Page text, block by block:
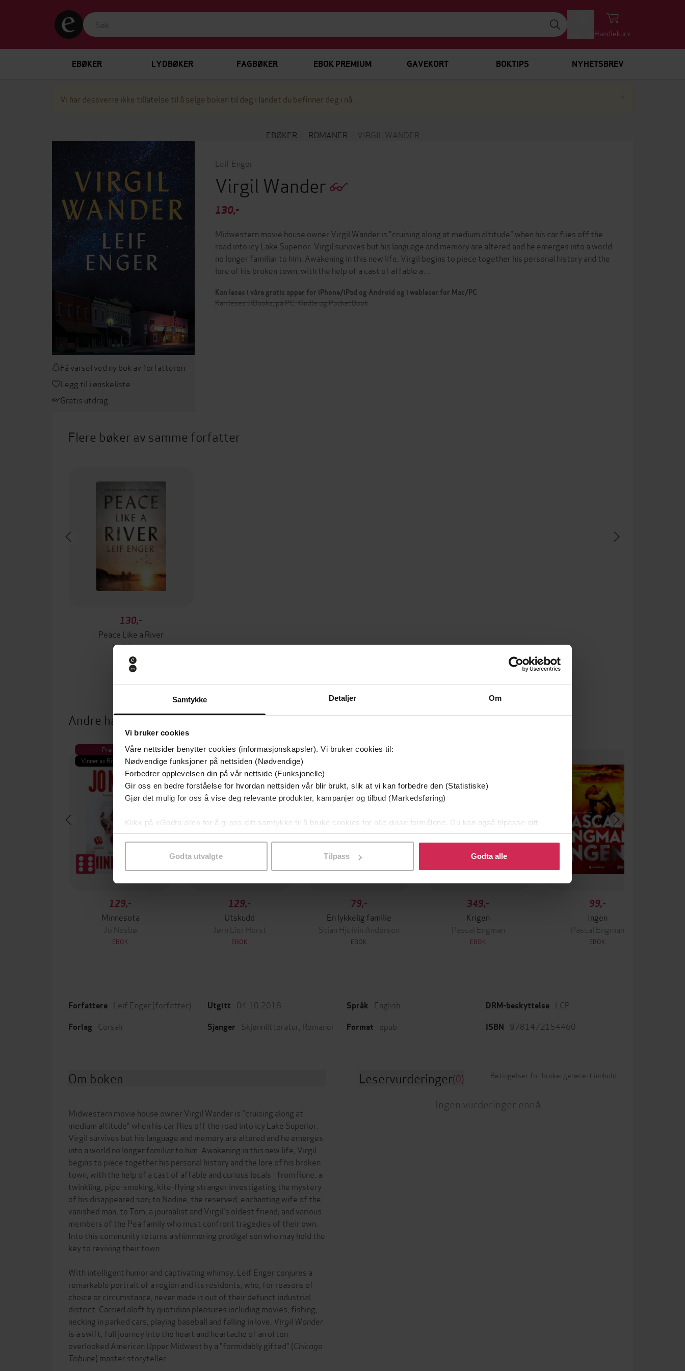
Samtykke Detaljer Om
Vi bruker cookies
Våre nettsider benytter cookies (informasjonskapsler). Vi bruker cookies til:
Nødvendige funksjoner på nettsiden (Nødvendige)
Forbedrer opplevelsen din på vår nettside (Funksjonelle)
Gir oss en bedre forståelse for hvordan nettsiden vår blir brukt, slik at vi kan forbedre den (Statistiske)
Gjør det mulig for oss å vise deg relevante produkter, kampanjer og tilbud (Markedsføring)
Klikk på «Godta alle» for å gi oss ditt samtykke til å bruke cookies for alle disse formålene. Du kan også tilpasse ditt
samtykke til spesifikke formål ved å klikke på «Tilpass». Du kan når som helst trekke tilbake eller endre ditt samtykke.
Godta utvalgte Tilpass Godta alle
Handlekurv
EBØKER LYDBØKER FAGBØKER EBOK PREMIUM GAVEKORT BOKTIPS NYHETSBREV
Vi har dessverre ikke tillatelse til å selge boken til deg i landet du befinner deg i nå.
EBØKER ROMANER VIRGIL WANDER
Få varsel ved ny bok av forfatteren
Legg til i ønskeliste
Gratis utdrag
Leif Enger
Virgil Wander
130,-
Midwestern movie house owner Virgil Wander is "cruising along at medium altitude" when his car flies off the
road into icy Lake Superior. Virgil survives but his language and memory are altered and he emerges into a world
no longer familiar to him. Awakening in this new life, Virgil begins to piece together his personal history and the
lore of his broken town, with the help of a cast of affable a…
Kan leses i våre gratis apper for iPhone/iPad og Android og i webleser for Mac/PC
Kan leses i iBooks, på PC, Kindle og PocketBook
Flere bøker av samme forfatter
130,-
Peace Like a River
Leif Enger
EBOK
Andre har også kjøpt
Premium
Vinner av Rivertonprisen
129,-
Minnesota
Jo Nesbø
EBOK
Premium
Første gang på tilbud
129,-
Utskudd
Jørn Lier Horst
EBOK
Premium
79,-
En lykkelig familie
Stian Hjelvin Andersen
EBOK
349,-
Krigen
Pascal Engman
EBOK
99,-
Ingen
Pascal Engman
EBOK
Forfattere Leif Enger (forfatter)
Forlag Corsair
Utgitt 04.10.2018
Sjanger Skjønnlitteratur Romaner
Språk English
Format epub
DRM-beskyttelse LCP
ISBN 9781472154460
Om boken
Midwestern movie house owner Virgil Wander is "cruising along at
medium altitude" when his car flies off the road into icy Lake Superior.
Virgil survives but his language and memory are altered and he emerges
into a world no longer familiar to him. Awakening in this new life, Virgil
begins to piece together his personal history and the lore of his broken
town, with the help of a cast of affable and curious locals - from Rune, a
twinkling, pipe-smoking, kite-flying stranger investigating the mystery
of his disappeared son; to Nadine, the reserved, enchanting wife of the
vanished man, to Tom, a journalist and Virgil's oldest friend; and various
members of the Pea family who must confront tragedies of their own.
Into this community returns a shimmering prodigal son who may hold the
key to reviving their town.
With intelligent humor and captivating whimsy, Leif Enger conjures a
remarkable portrait of a region and its residents, who, for reasons of
choice or circumstance, never made it out of their defunct industrial
district. Carried aloft by quotidian pleasures including movies, fishing,
necking in parked cars, playing baseball and falling in love, Virgil Wander
is a swift, full journey into the heart and heartache of an often
overlooked American Upper Midwest by a "formidably gifted" (Chicago
Tribune) master storyteller.
Leservurderinger(0) Betingelser for brukergenerert innhold
Ingen vurderinger ennå